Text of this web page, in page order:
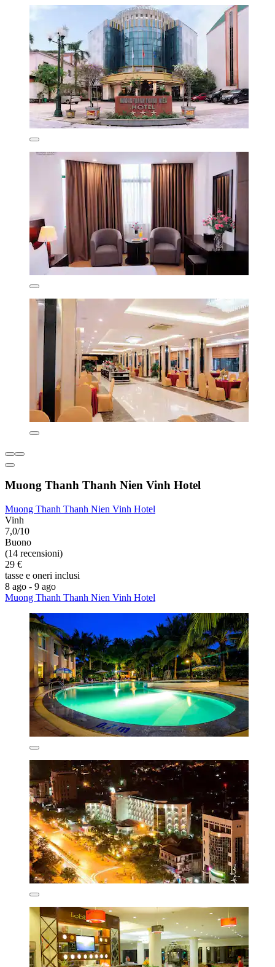
Muong Thanh Thanh Nien Vinh Hotel
Muong Thanh Thanh Nien Vinh Hotel
Vinh
7,0/10
Buono
(14 recensioni)
29 €
tasse e oneri inclusi
8 ago - 9 ago
Muong Thanh Thanh Nien Vinh Hotel